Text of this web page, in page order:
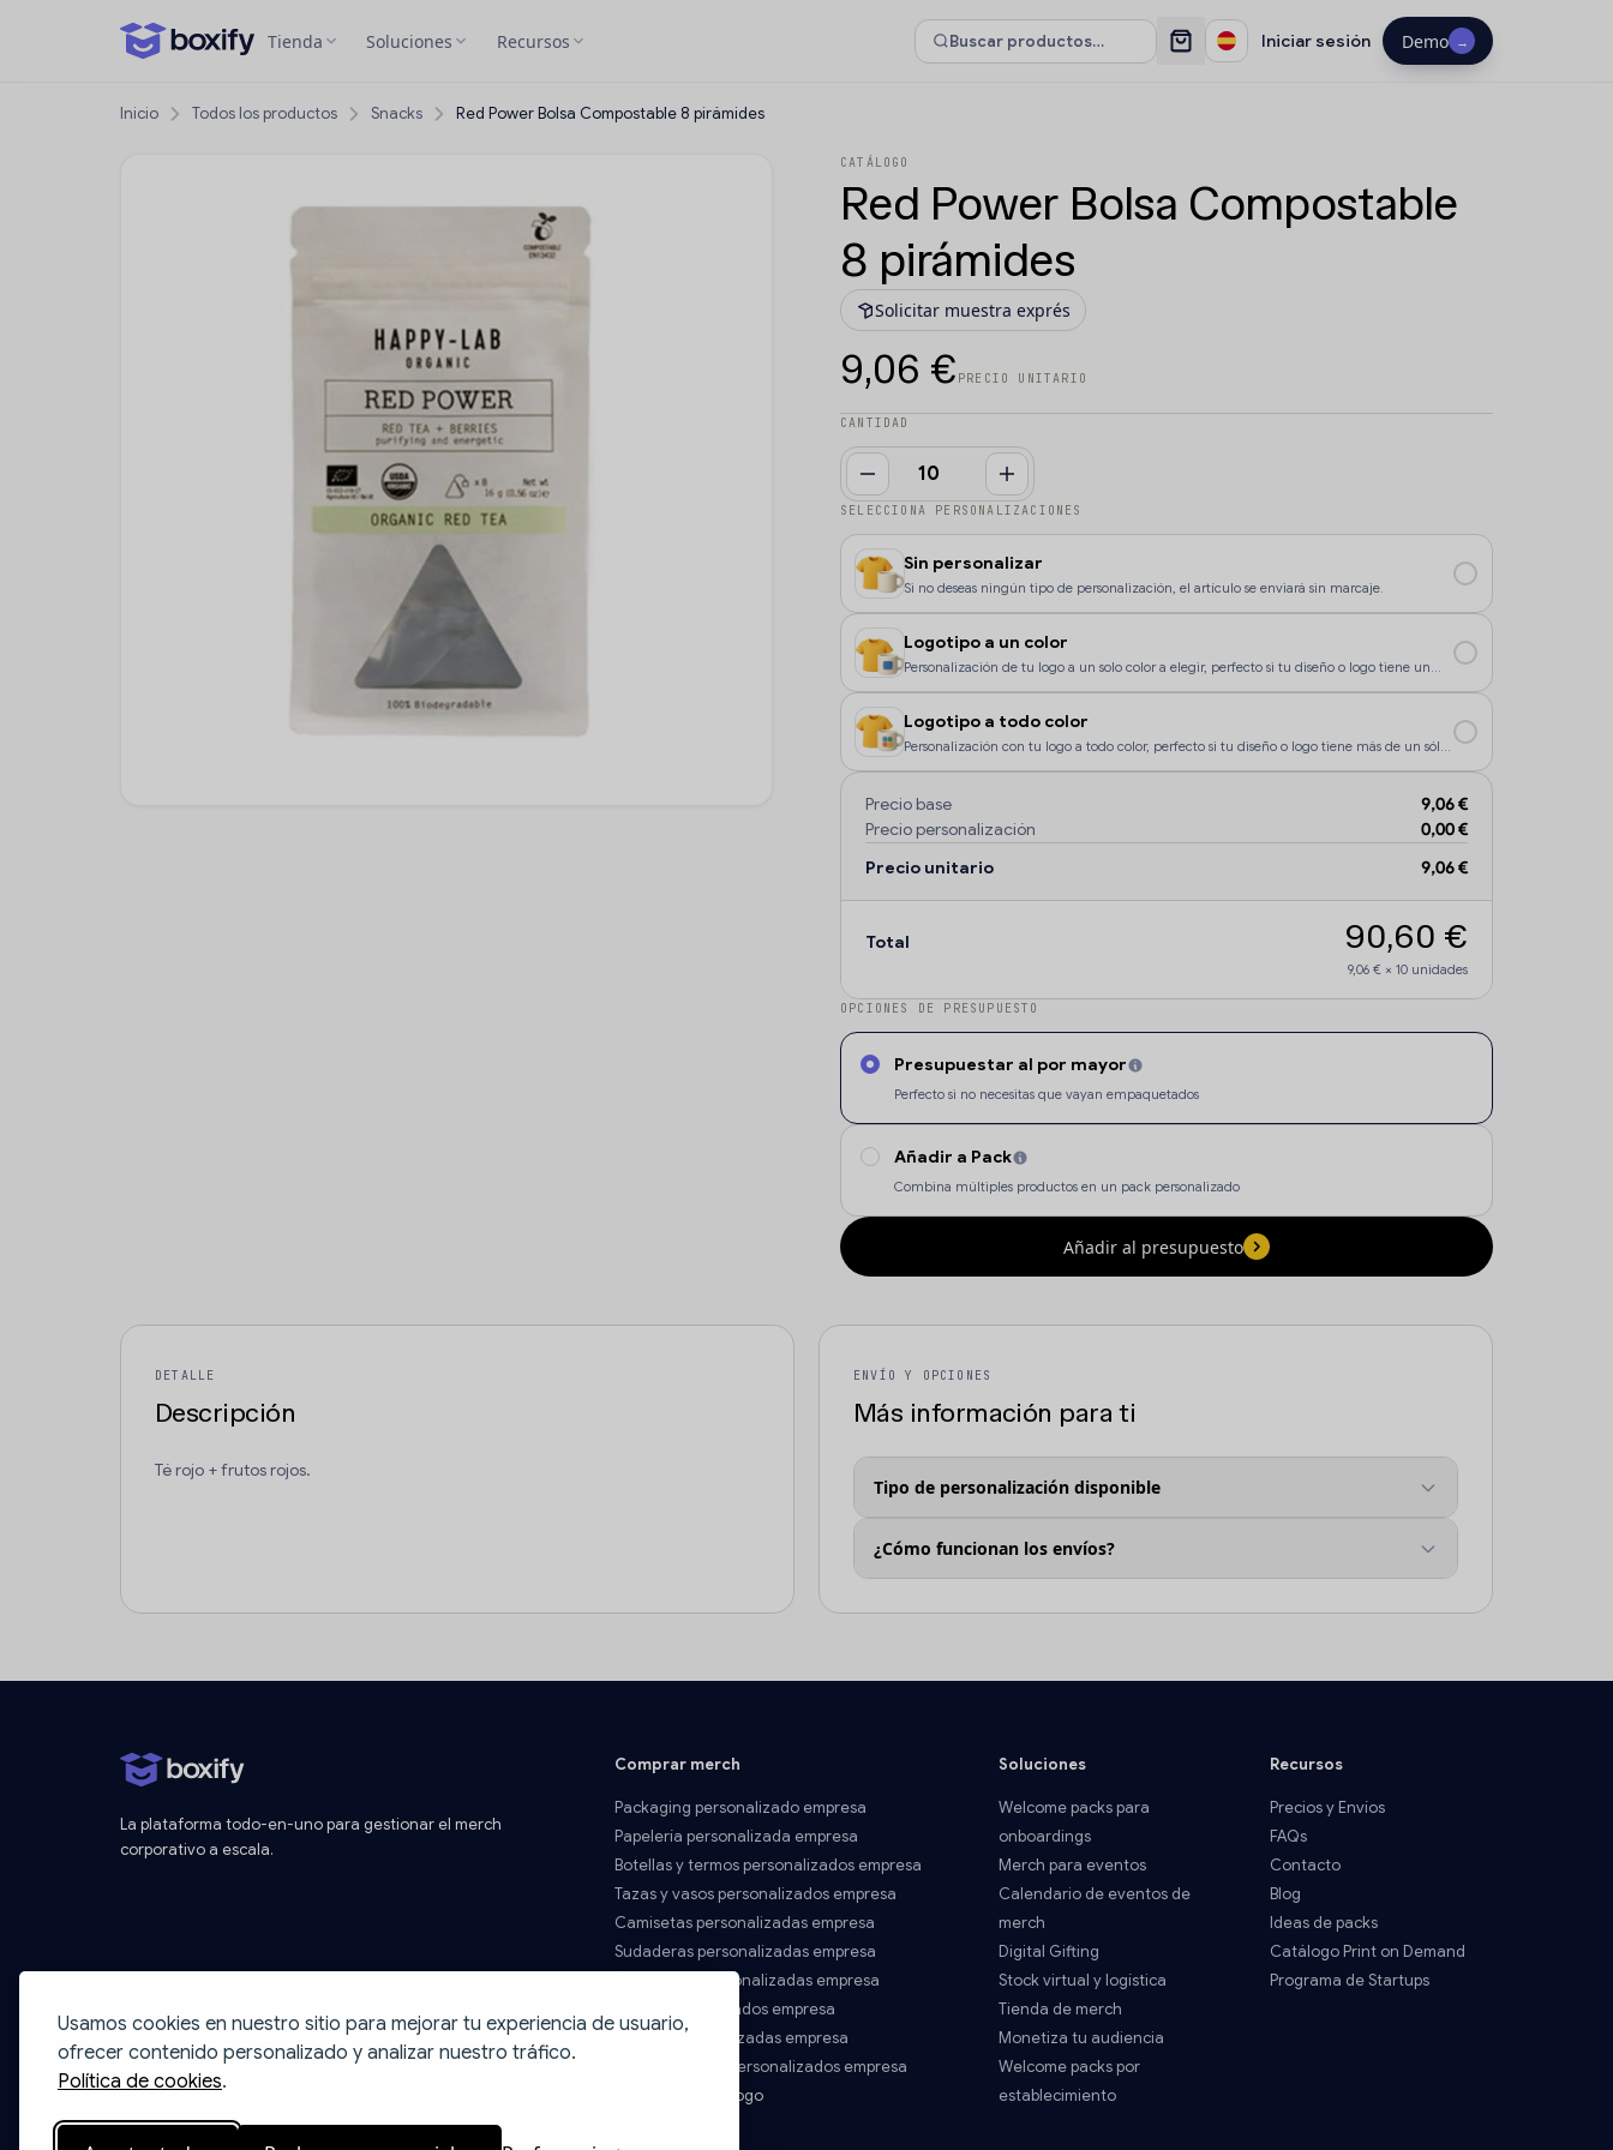
Usamos cookies en nuestro sitio para mejorar tu experiencia de usuario,
ofrecer contenido personalizado y analizar nuestro tráfico.
Política de cookies.
Tienda Soluciones Recursos Iniciar sesión Demo →
Inicio Todos los productos Snacks Red Power Bolsa Compostable 8 pirámides
CATÁLOGO
Red Power Bolsa Compostable
8 pirámides
Solicitar muestra exprés
9,06 € PRECIO UNITARIO
CANTIDAD
SELECCIONA PERSONALIZACIONES
Sin personalizar
Si no deseas ningún tipo de personalización, el artículo se enviará sin marcaje.
Logotipo a un color
Personalización de tu logo a un solo color a elegir, perfecto si tu diseño o logo tiene un
Logotipo a todo color
Personalización con tu logo a todo color, perfecto si tu diseño o logo tiene más de un sólo
Precio base
9,06 €
Precio personalización
0,00 €
Precio unitario
9,06 €
Total 90,60 €
9,06 € × 10 unidades
OPCIONES DE PRESUPUESTO
Presupuestar al por mayor
Perfecto si no necesitas que vayan empaquetados
Añadir a Pack
Combina múltiples productos en un pack personalizado
Añadir al presupuesto
DETALLE
Descripción
Té rojo + frutos rojos.
ENVÍO Y OPCIONES
Más información para ti
Tipo de personalización disponible
¿Cómo funcionan los envíos?
La plataforma todo-en-uno para gestionar el merch
corporativo a escala.
Comprar merch
Packaging personalizado empresa
Papelería personalizada empresa
Botellas y termos personalizados empresa
Tazas y vasos personalizados empresa
Camisetas personalizadas empresa
Sudaderas personalizadas empresa
Chaquetas personalizadas empresa
Polos personalizados empresa
Gorras personalizadas empresa
Fundas portatil personalizados empresa
Ver todo el catálogo
Soluciones
Welcome packs para
onboardings
Merch para eventos
Calendario de eventos de
merch
Digital Gifting
Stock virtual y logística
Tienda de merch
Monetiza tu audiencia
Welcome packs por
establecimiento
Recursos
Precios y Envíos
FAQs
Contacto
Blog
Ideas de packs
Catálogo Print on Demand
Programa de Startups